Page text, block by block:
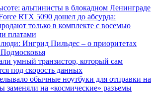
альпинисты в блокадном Ленинграде
RTX 5090 дошел до абсурда:
только в комплекте с восемью
платами
Ингрид Пильдес – о приоритетах
умный транзистор, который сам
под скорость данных
обычные ноутбуки для отправки на
на «космические» разъемы